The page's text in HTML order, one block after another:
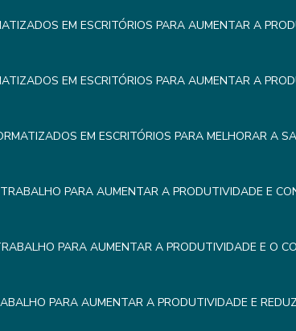
EM ESCRITÓRIOS PARA AUMENTAR A
EM ESCRITÓRIOS PARA AUMENTAR A
EM ESCRITÓRIOS PARA MELHORAR A
PARA AUMENTAR A PRODUTIVIDADE E
PARA AUMENTAR A PRODUTIVIDADE E O
PARA AUMENTAR A PRODUTIVIDADE E